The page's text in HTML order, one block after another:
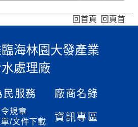
回首頁 回頁首
海林園大發產業
處理廠
民服務
規章
/文件下載
廠商名錄
資訊專區